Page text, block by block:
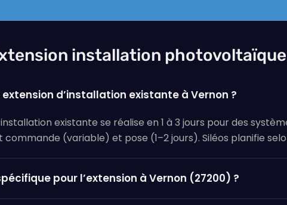
installation
d’installation existante à Vernon ?
existante se réalise en 1 à 3 jours pour des
(variable) et pose (1–2 jours). Siléos planifie
pour l’extension à Vernon (27200) ?